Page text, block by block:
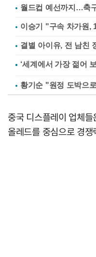
월드컵 예선까지…축
이승기 "구속 차가원,
결별 아이유, 전 남친
황기순 "원정 도박으
중국 디스플레이 업체
올레드를 중심으로 경